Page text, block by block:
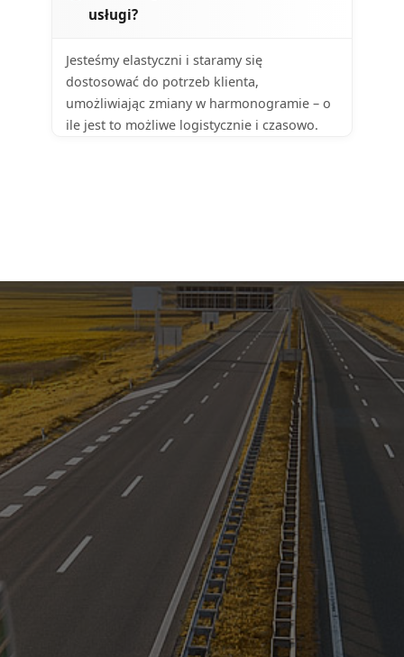
usługi?
Jesteśmy elastyczni i staramy się
dostosować do potrzeb klienta,
umożliwiając zmiany w harmonogramie – o
ile jest to możliwe logistycznie i czasowo.